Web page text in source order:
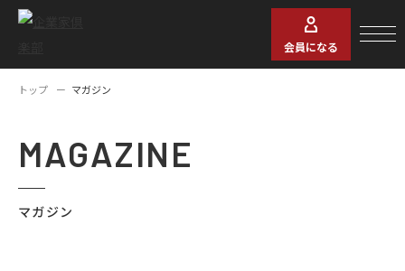
会員になる
トップ マガジン
MAGAZINE
マガジン